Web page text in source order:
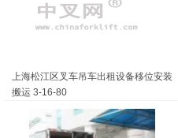
上海松江区叉车吊车出租设备移位安装
搬运 3-16-80